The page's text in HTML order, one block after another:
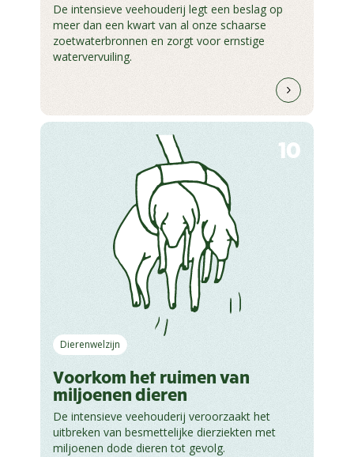
De intensieve veehouderij legt een beslag op
meer dan een kwart van al onze schaarse
zoetwaterbronnen en zorgt voor ernstige
watervervuiling.
Dierenwelzijn
10
Voorkom het ruimen van
miljoenen dieren
De intensieve veehouderij veroorzaakt het
uitbreken van besmettelijke dierziekten met
miljoenen dode dieren tot gevolg.